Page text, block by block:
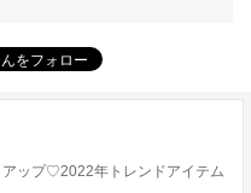
ップ♡2022年トレンドアイテム